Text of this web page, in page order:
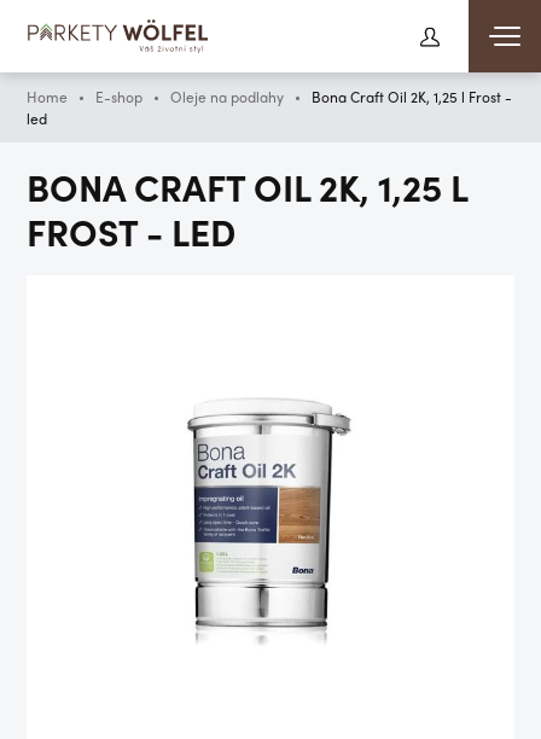
Home E-shop Oleje na podlahy
Bona Craft Oil 2K, 1,25 l Frost -
led
BONA CRAFT OIL 2K, 1,25 L
FROST - LED